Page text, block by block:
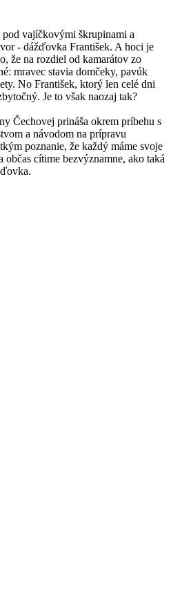
vajíčkovými škrupinami a
- dážďovka František. A hoci je
že na rozdiel od kamarátov zo
mravec stavia domčeky, pavúk
No František, ktorý len celé dni
Je to však naozaj tak?
Čechovej prináša okrem príbehu s
a návodom na prípravu
poznanie, že každý máme svoje
cítime bezvýznamne, ako taká